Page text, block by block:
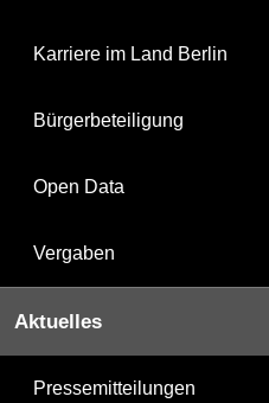
Karriere im Land Berlin
Bürgerbeteiligung
Open Data
Vergaben
Aktuelles
Pressemitteilungen